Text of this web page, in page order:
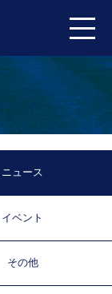
ニュース
イベント
その他